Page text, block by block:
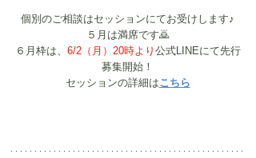
個別のご相談はセッションにてお受けします♪
５月は満席です🙇
６月枠は、 6/2（月）20時より 公式LINEにて先行
募集開始！
セッションの詳細はこちら